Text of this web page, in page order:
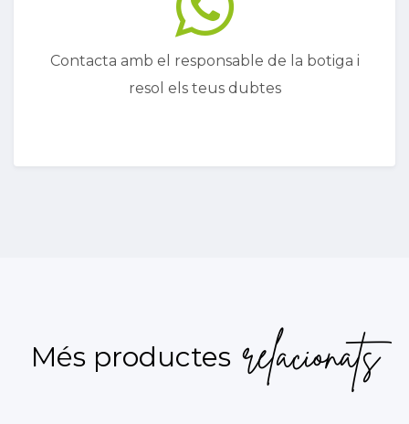
Contacta amb el responsable de la botiga i
resol els teus dubtes
Més productes relacionats